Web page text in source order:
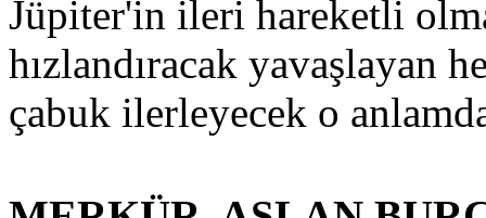
Jüpiter'in ileri hareketli
hızlandıracak yavaşlayan
çabuk ilerleyecek o